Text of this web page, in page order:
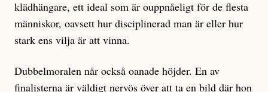
klädhängare, ett ideal som är ouppnåeligt för de flesta
människor, oavsett hur disciplinerad man är eller hur
stark ens vilja är att vinna.
Dubbelmoralen når också oanade höjder. En av
finalisterna är väldigt nervös över att ta en bild där hon